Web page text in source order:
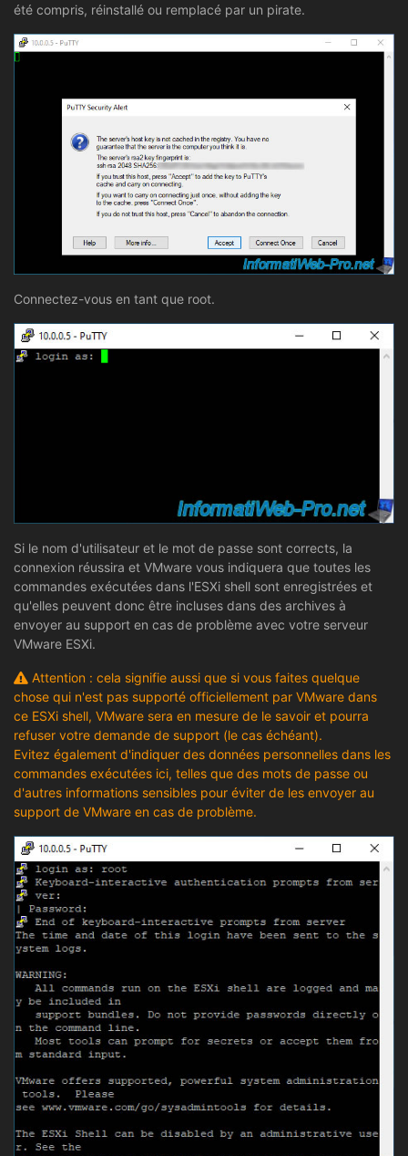
été compris, réinstallé ou remplacé par un pirate.
Connectez-vous en tant que root.
Si le nom d'utilisateur et le mot de passe sont corrects, la
connexion réussira et VMware vous indiquera que toutes les
commandes exécutées dans l'ESXi shell sont enregistrées et
qu'elles peuvent donc être incluses dans des archives à
envoyer au support en cas de problème avec votre serveur
VMware ESXi.
Attention : cela signifie aussi que si vous faites quelque
chose qui n'est pas supporté officiellement par VMware dans
ce ESXi shell, VMware sera en mesure de le savoir et pourra
refuser votre demande de support (le cas échéant).
Evitez également d'indiquer des données personnelles dans les
commandes exécutées ici, telles que des mots de passe ou
d'autres informations sensibles pour éviter de les envoyer au
support de VMware en cas de problème.